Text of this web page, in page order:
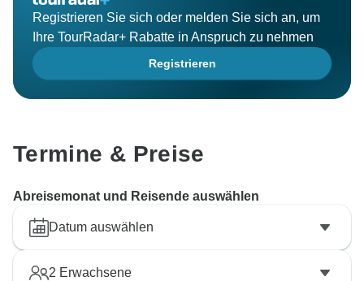
Registrieren Sie sich oder melden Sie sich an, um
Ihre TourRadar+ Rabatte in Anspruch zu nehmen
Registrieren
Termine & Preise
Abreisemonat und Reisende auswählen
Datum auswählen
2 Erwachsene